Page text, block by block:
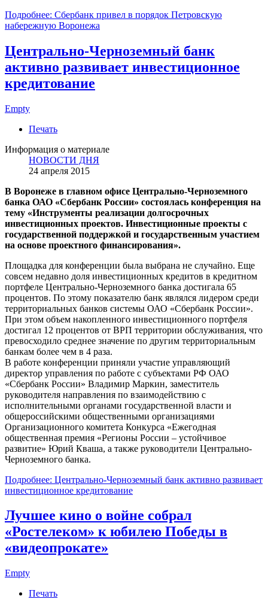
Подробнее: Сбербанк привел в порядок Петровскую
набережную Воронежа
Центрально-Черноземный банк
активно развивает инвестиционное
кредитование
Empty
Печать
Информация о материале
НОВОСТИ ДНЯ
24 апреля 2015
В Воронеже в главном офисе Центрально-Черноземного
банка ОАО «Сбербанк России» состоялась конференция на
тему «Инструменты реализации долгосрочных
инвестиционных проектов. Инвестиционные проекты с
государственной поддержкой и государственным участием
на основе проектного финансирования».
Площадка для конференции была выбрана не случайно. Еще
совсем недавно доля инвестиционных кредитов в кредитном
портфеле Центрально-Черноземного банка достигала 65
процентов. По этому показателю банк являлся лидером среди
территориальных банков системы ОАО «Сбербанк России».
При этом объем накопленного инвестиционного портфеля
достигал 12 процентов от ВРП территории обслуживания, что
превосходило среднее значение по другим территориальным
банкам более чем в 4 раза.
В работе конференции приняли участие управляющий
директор управления по работе с субъектами РФ ОАО
«Сбербанк России» Владимир Маркин, заместитель
руководителя направления по взаимодействию с
исполнительными органами государственной власти и
общероссийскими общественными организациями
Организационного комитета Конкурса «Ежегодная
общественная премия «Регионы России – устойчивое
развитие» Юрий Кваша, а также руководители Центрально-
Черноземного банка.
Подробнее: Центрально-Черноземный банк активно развивает
инвестиционное кредитование
Лучшее кино о войне собрал
«Ростелеком» к юбилею Победы в
«видеопрокате»
Empty
Печать